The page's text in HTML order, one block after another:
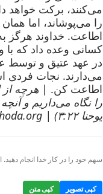
می‌کنند، برکت خواهد
را می‌پوشاند، اما
اطاعت. خداوند هرگز
کسانی وعده داد که با
در عهد عتیق و توسط
می‌دارند. نجات فردی
اطاعت کن. | هرچه از
را نگاه می‌داریم و
یوحنا ۳:۲۲) | shariatkhoda.org
سهم خود را در کار خدا انجام دهید.
کپی تصویر کپی متن